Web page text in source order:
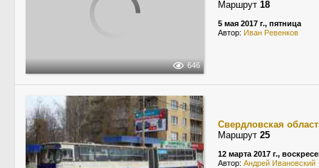
646
Маршрут 18
5 мая 2017 г., пятница
Автор: Иван Ревенков
Свердловская
Маршрут 25
12 марта 2017 г.,
Автор: Андрей Ивановский